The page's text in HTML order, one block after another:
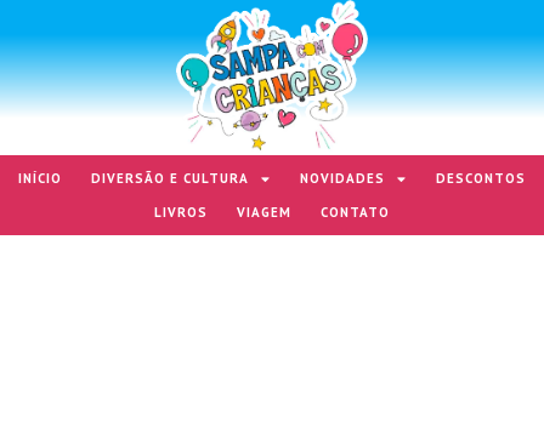
INÍCIO DIVERSÃO E CULTURA NOVIDADES
DESCONTOS
LIVROS
VIAGEM CONTATO